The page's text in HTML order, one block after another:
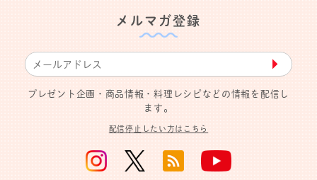
メルマガ登録
▶︎
プレゼント企画・商品情報・料理レシピなどの情報を配信し
ます。
配信停止したい方はこちら